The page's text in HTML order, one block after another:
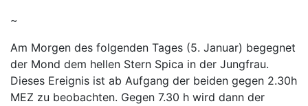
~
Am Morgen des folgenden Tages (5. Januar) begegnet
der Mond dem hellen Stern Spica in der Jungfrau.
Dieses Ereignis ist ab Aufgang der beiden gegen 2.30h
MEZ zu beobachten. Gegen 7.30 h wird dann der